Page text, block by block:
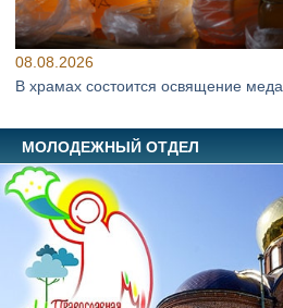
08.08.2026
В храмах состоится освящение меда
МОЛОДЕЖНЫЙ ОТДЕЛ